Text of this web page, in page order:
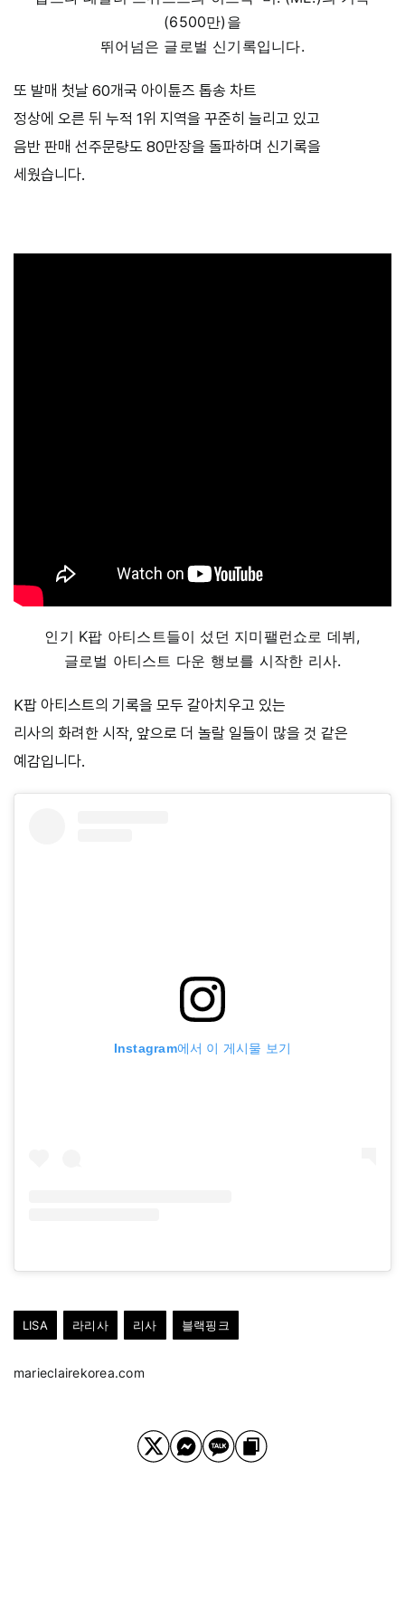
(6500만)을
뛰어넘은 글로벌 신기록입니다.
또 발매 첫날 60개국 아이튠즈 톱송 차트
정상에 오른 뒤 누적 1위 지역을 꾸준히 늘리고 있고
음반 판매 선주문량도 80만장을 돌파하며 신기록을
세웠습니다.
인기 K팝 아티스트들이 섰던 지미팰런쇼로 데뷔,
글로벌 아티스트 다운 행보를 시작한 리사.
K팝 아티스트의 기록을 모두 갈아치우고 있는
리사의 화려한 시작, 앞으로 더 놀랄 일들이 많을 것 같은
예감입니다.
Instagram에서 이 게시물 보기
LISA 라리사 리사 블랙핑크
marieclairekorea.com